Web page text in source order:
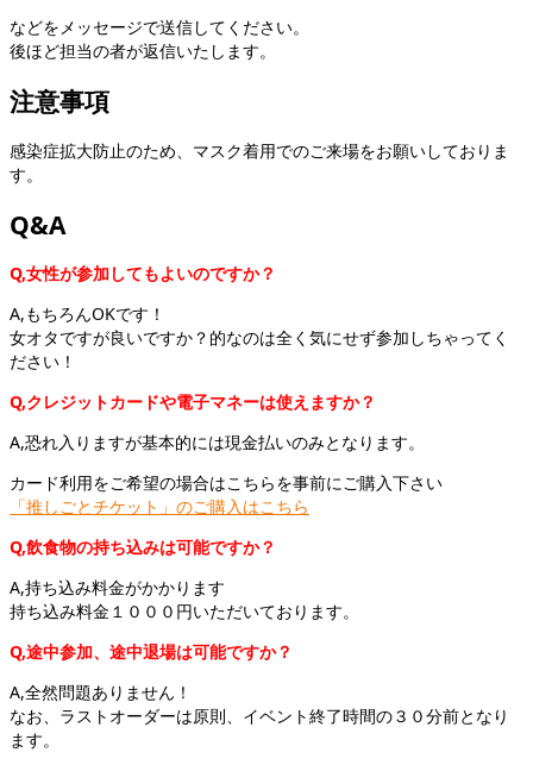
などをメッセージで送信してください。
後ほど担当の者が返信いたします。
注意事項
感染症拡大防止のため、マスク着用でのご来場をお願いしておりま
す。
Q&A
Q,女性が参加してもよいのですか？
A,もちろんOKです！
女オタですが良いですか？的なのは全く気にせず参加しちゃってく
ださい！
Q,クレジットカードや電子マネーは使えますか？
A,恐れ入りますが基本的には現金払いのみとなります。
カード利用をご希望の場合はこちらを事前にご購入下さい
「推しごとチケット」のご購入はこちら
Q,飲食物の持ち込みは可能ですか？
A,持ち込み料金がかかります
持ち込み料金１０００円いただいております。
Q,途中参加、途中退場は可能ですか？
A,全然問題ありません！
なお、ラストオーダーは原則、イベント終了時間の３０分前となり
ます。